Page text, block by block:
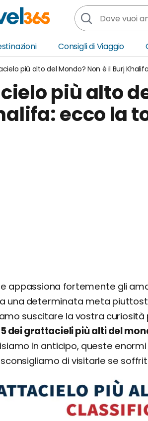
Oceania
America
America
America
Medio Oriente
Consigli di Viaggio
più alto del Mondo? Non è il Burj
più alto
ecco la
appassiona fortemente gli
una determinata meta
suscitare la vostra
dei grattacieli più alti del
in anticipo, queste
di visitarle se